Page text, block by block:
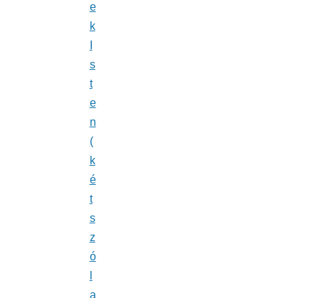
e
k
s
t
e
n
(
k
é
t
s
z
ó
a